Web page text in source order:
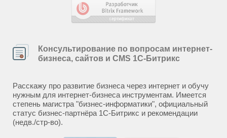
Консультирование по вопросам интернет-
бизнеса, сайтов и CMS 1С-Битрикс
Расскажу про развитие бизнеса через интернет и обучу
нужным для интернет-бизнеса инструментам. Имеется
степень магистра "бизнес-информатики", официальный
статус бизнес-партнёра 1С-Битрикс и рекомендации
(недв./стр-во).